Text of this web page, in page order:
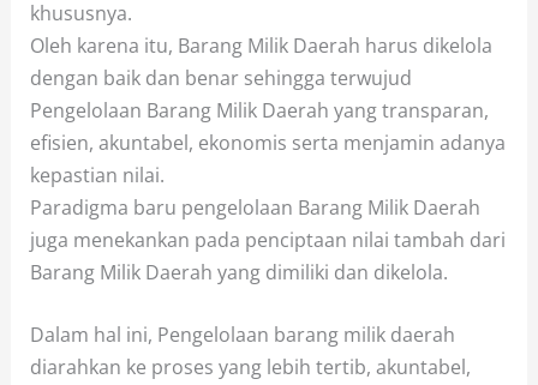
khususnya.
Oleh karena itu, Barang Milik Daerah harus dikelola
dengan baik dan benar sehingga terwujud
Pengelolaan Barang Milik Daerah yang transparan,
efisien, akuntabel, ekonomis serta menjamin adanya
kepastian nilai.
Paradigma baru pengelolaan Barang Milik Daerah
juga menekankan pada penciptaan nilai tambah dari
Barang Milik Daerah yang dimiliki dan dikelola.
Dalam hal ini, Pengelolaan barang milik daerah
diarahkan ke proses yang lebih tertib, akuntabel,